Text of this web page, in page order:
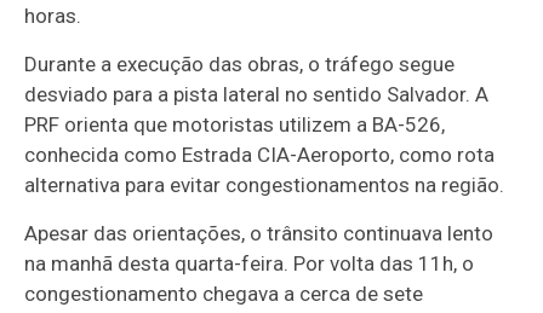
horas.
Durante a execução das obras, o tráfego segue
desviado para a pista lateral no sentido Salvador. A
PRF orienta que motoristas utilizem a BA-526,
conhecida como Estrada CIA-Aeroporto, como rota
alternativa para evitar congestionamentos na região.
Apesar das orientações, o trânsito continuava lento
na manhã desta quarta-feira. Por volta das 11h, o
congestionamento chegava a cerca de sete